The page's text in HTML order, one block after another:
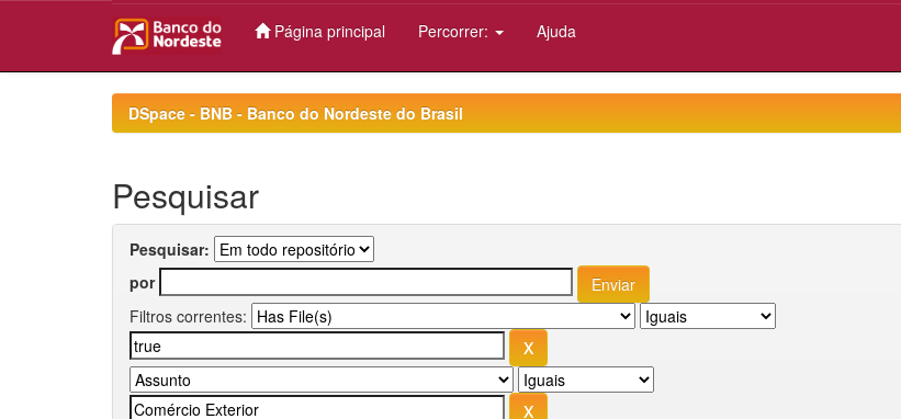
Página principal Percorrer: Ajuda
DSpace - BNB - Banco do Nordeste do Brasil
Pesquisar
Pesquisar:
por
Filtros correntes: